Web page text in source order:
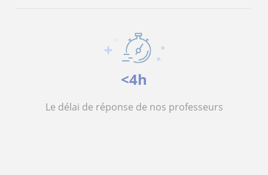
<4h
Le délai de réponse de nos professeurs